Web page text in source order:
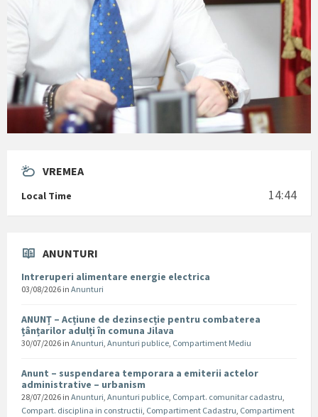
VREMEA
Local Time 14:44
ANUNTURI
Intreruperi alimentare energie electrica
03/08/2026 in Anunturi
ANUNȚ – Acțiune de dezinsecție pentru combaterea
țânțarilor adulți în comuna Jilava
30/07/2026 in Anunturi, Anunturi publice, Compartiment Mediu
Anunt – suspendarea temporara a emiterii actelor
administrative – urbanism
28/07/2026 in Anunturi, Anunturi publice, Compart. comunitar cadastru,
Compart. disciplina in constructii, Compartiment Cadastru, Compartiment